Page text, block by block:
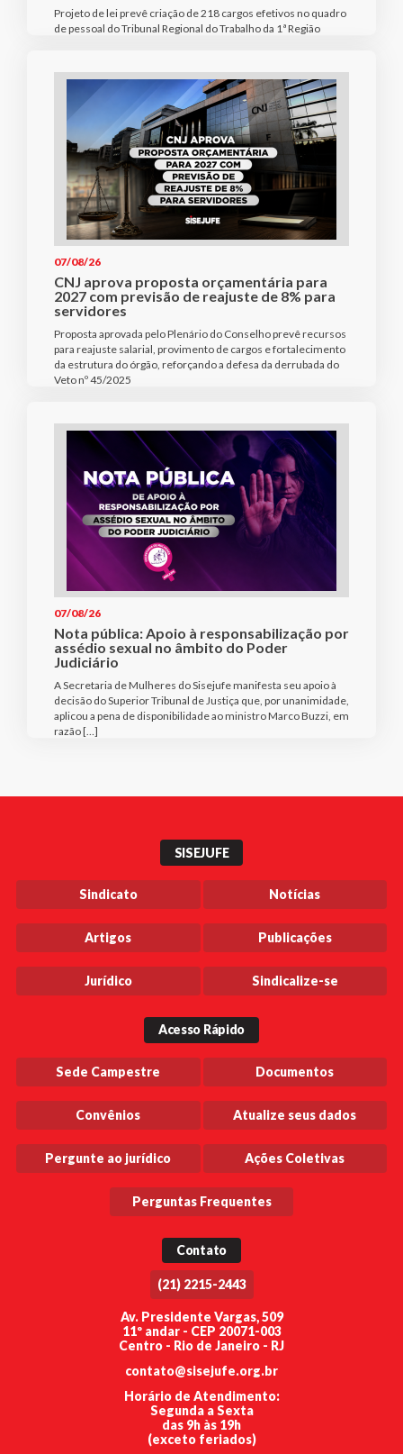
Projeto de lei prevê criação de 218 cargos efetivos no quadro
de pessoal do Tribunal Regional do Trabalho da 1ª Região
07/08/26
CNJ aprova proposta orçamentária para
2027 com previsão de reajuste de 8% para
servidores
Proposta aprovada pelo Plenário do Conselho prevê recursos
para reajuste salarial, provimento de cargos e fortalecimento
da estrutura do órgão, reforçando a defesa da derrubada do
Veto nº 45/2025
07/08/26
Nota pública: Apoio à responsabilização por
assédio sexual no âmbito do Poder
Judiciário
A Secretaria de Mulheres do Sisejufe manifesta seu apoio à
decisão do Superior Tribunal de Justiça que, por unanimidade,
aplicou a pena de disponibilidade ao ministro Marco Buzzi, em
razão […]
SISEJUFE
Sindicato Notícias
Artigos Publicações
Jurídico Sindicalize-se
Acesso Rápido
Sede Campestre Documentos
Convênios Atualize seus dados
Pergunte ao jurídico Ações Coletivas
Perguntas Frequentes
Contato
(21) 2215-2443
Av. Presidente Vargas, 509
11º andar - CEP 20071-003
Centro - Rio de Janeiro - RJ
contato@sisejufe.org.br
Horário de Atendimento:
Segunda a Sexta
das 9h às 19h
(exceto feriados)